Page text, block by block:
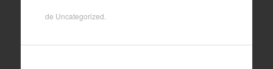
de Uncategorized